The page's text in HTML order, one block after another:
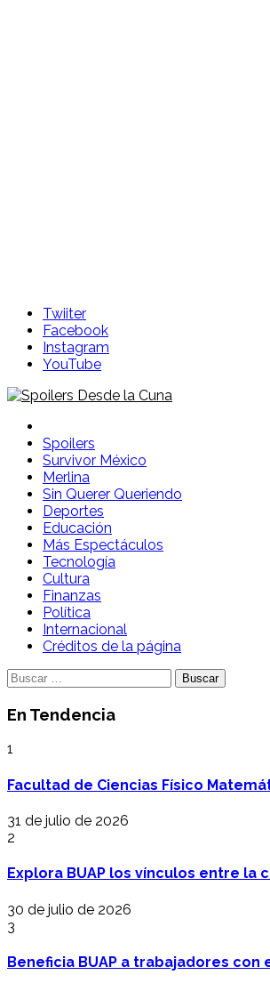
Twiiter
Facebook
Instagram
YouTube
Spoilers Desde la Cuna
Sitio con información sobre series,
Spoilers
Survivor México
Merlina
Sin Querer Queriendo
Deportes
Educación
Más Espectáculos
Tecnología
Cultura
Finanzas
Política
Internacional
Créditos de la página
Buscar:
En Tendencia
1
Facultad de Ciencias Físico
31 de julio de 2026
2
Explora BUAP los vínculos entre
30 de julio de 2026
3
Beneficia BUAP a trabajadores con